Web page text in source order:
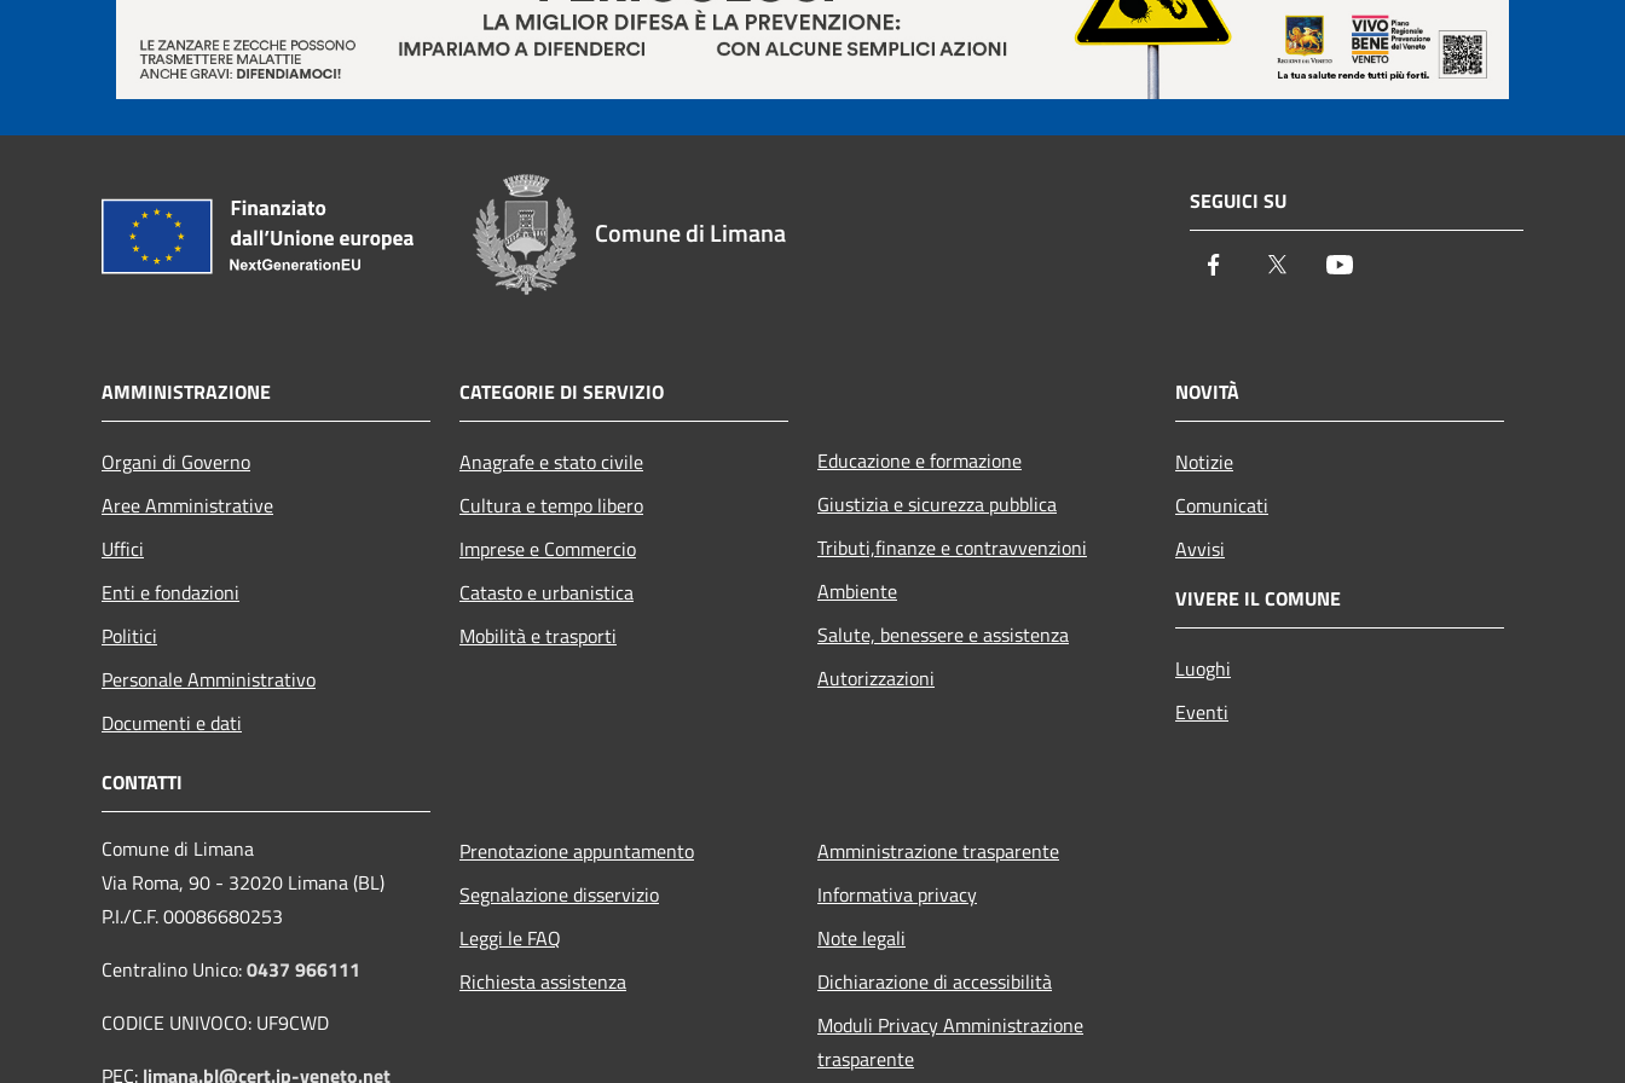
Comune di Limana
SEGUICI SU
Facebook Twitter
AMMINISTRAZIONE
Organi di Governo
Aree Amministrative
Uffici
Enti e fondazioni
Politici
Personale Amministrativo
Documenti e dati
CATEGORIE DI SERVIZIO
Anagrafe e stato civile
Cultura e tempo libero
Imprese e Commercio
Catasto e urbanistica
Mobilità e trasporti
Educazione e formazione
Giustizia e sicurezza pubblica
Tributi,finanze e contravvenzioni
Ambiente
Salute, benessere e assistenza
Autorizzazioni
NOVITÀ
Notizie
Comunicati
Avvisi
VIVERE IL COMUNE
Luoghi
Eventi
CONTATTI
Comune di Limana
Via Roma, 90 - 32020 Limana (BL)
P.I./C.F. 00086680253
Centralino Unico:0437 966111
CODICE UNIVOCO: UF9CWD
PEC: limana.bl@cert.ip-veneto.net
Prenotazione appuntamento
Segnalazione disservizio
Leggi le FAQ
Richiesta assistenza
Amministrazione trasparente
Informativa privacy
Note legali
Dichiarazione di accessibilità
Moduli Privacy Amministrazione
trasparente